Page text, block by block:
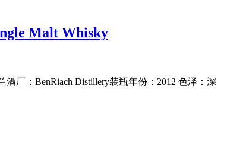
Malt Whisky
厂：BenRiach Distillery装瓶年份：2012 色泽：深